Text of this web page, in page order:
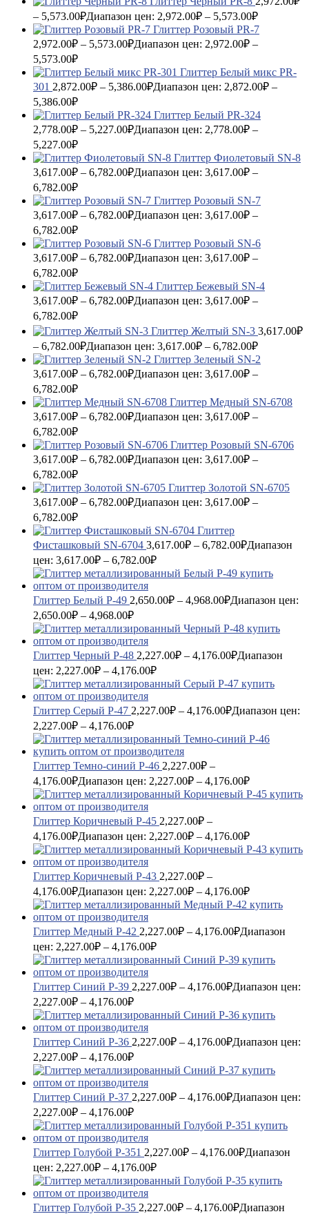
– 5,573.00₽Диапазон цен: 2,972.00₽ – 5,573.00₽
Глиттер Розовый PR-7
2,972.00₽ – 5,573.00₽Диапазон цен: 2,972.00₽ –
5,573.00₽
Глиттер Белый микс PR-
301 2,872.00₽ – 5,386.00₽Диапазон цен: 2,872.00₽ –
5,386.00₽
Глиттер Белый PR-324
2,778.00₽ – 5,227.00₽Диапазон цен: 2,778.00₽ –
5,227.00₽
Глиттер Фиолетовый SN-8
3,617.00₽ – 6,782.00₽Диапазон цен: 3,617.00₽ –
6,782.00₽
Глиттер Розовый SN-7
3,617.00₽ – 6,782.00₽Диапазон цен: 3,617.00₽ –
6,782.00₽
Глиттер Розовый SN-6
3,617.00₽ – 6,782.00₽Диапазон цен: 3,617.00₽ –
6,782.00₽
Глиттер Бежевый SN-4
3,617.00₽ – 6,782.00₽Диапазон цен: 3,617.00₽ –
6,782.00₽
Глиттер Желтый SN-3 3,617.00₽
– 6,782.00₽Диапазон цен: 3,617.00₽ – 6,782.00₽
Глиттер Зеленый SN-2
3,617.00₽ – 6,782.00₽Диапазон цен: 3,617.00₽ –
6,782.00₽
Глиттер Медный SN-6708
3,617.00₽ – 6,782.00₽Диапазон цен: 3,617.00₽ –
6,782.00₽
Глиттер Розовый SN-6706
3,617.00₽ – 6,782.00₽Диапазон цен: 3,617.00₽ –
6,782.00₽
Глиттер Золотой SN-6705
3,617.00₽ – 6,782.00₽Диапазон цен: 3,617.00₽ –
6,782.00₽
Глиттер
Фисташковый SN-6704 3,617.00₽ – 6,782.00₽Диапазон
цен: 3,617.00₽ – 6,782.00₽
Глиттер Белый P-49 2,650.00₽ – 4,968.00₽Диапазон цен:
2,650.00₽ – 4,968.00₽
Глиттер Черный P-48 2,227.00₽ – 4,176.00₽Диапазон
цен: 2,227.00₽ – 4,176.00₽
Глиттер Серый P-47 2,227.00₽ – 4,176.00₽Диапазон цен:
2,227.00₽ – 4,176.00₽
Глиттер Темно-синий P-46 2,227.00₽ –
4,176.00₽Диапазон цен: 2,227.00₽ – 4,176.00₽
Глиттер Коричневый P-45 2,227.00₽ –
4,176.00₽Диапазон цен: 2,227.00₽ – 4,176.00₽
Глиттер Коричневый P-43 2,227.00₽ –
4,176.00₽Диапазон цен: 2,227.00₽ – 4,176.00₽
Глиттер Медный P-42 2,227.00₽ – 4,176.00₽Диапазон
цен: 2,227.00₽ – 4,176.00₽
Глиттер Синий P-39 2,227.00₽ – 4,176.00₽Диапазон цен:
2,227.00₽ – 4,176.00₽
Глиттер Синий P-36 2,227.00₽ – 4,176.00₽Диапазон цен:
2,227.00₽ – 4,176.00₽
Глиттер Синий P-37 2,227.00₽ – 4,176.00₽Диапазон цен:
2,227.00₽ – 4,176.00₽
Глиттер Голубой P-351 2,227.00₽ – 4,176.00₽Диапазон
цен: 2,227.00₽ – 4,176.00₽
Глиттер Голубой P-35 2,227.00₽ – 4,176.00₽Диапазон